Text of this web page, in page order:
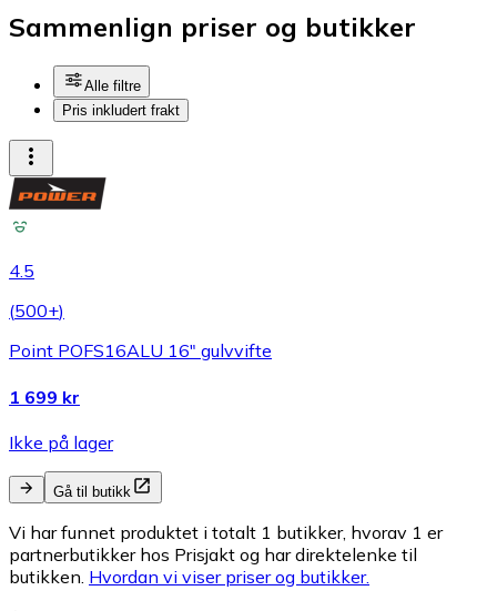
Sammenlign priser og butikker
Alle filtre
Pris inkludert frakt
4.5
(500+)
Point POFS16ALU 16" gulvvifte
1 699 kr
Ikke på lager
Gå til butikk
Vi har funnet produktet i totalt 1 butikker, hvorav 1 er
partnerbutikker hos Prisjakt og har direktelenke til
butikken. Hvordan vi viser priser og butikker.